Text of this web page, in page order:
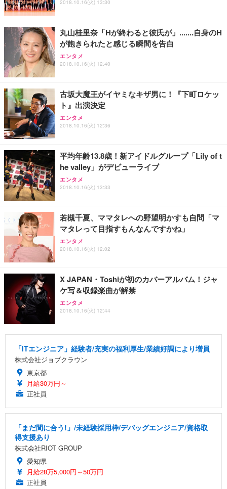
2018.10.16(火) 13:30
丸山桂里奈「Hが終わると彼氏が」.......自身のH
が飽きられたと感じる瞬間を告白
エンタメ
2018.10.16(火) 12:40
古坂大魔王がイヤミなキザ男に！『下町ロケッ
ト』出演決定
エンタメ
2018.10.16(火) 12:36
平均年齢13.8歳！新アイドルグループ「Lily of t
he valley」がデビューライブ
エンタメ
2018.10.16(火) 13:33
若槻千夏、ママタレへの野望明かすも自問「マ
マタレって目指すもんなんですかね」
エンタメ
2018.10.16(火) 12:02
X JAPAN・Toshiが初のカバーアルバム！ジャ
ケ写＆収録楽曲が解禁
エンタメ
2018.10.16(火) 12:44
「ITエンジニア」経験者/充実の福利厚生/業績好調により増員
株式会社ジョブクラウン
東京都
月給30万円～
正社員
「まだ間に合う!」/未経験採用枠/デバッグエンジニア/資格取
得支援あり
株式会社RIOT GROUP
愛知県
月給28万5,000円～50万円
正社員